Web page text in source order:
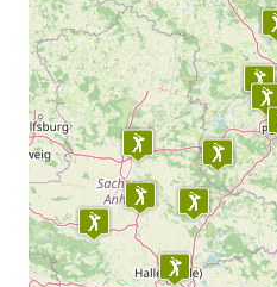
GOLFHOTELS